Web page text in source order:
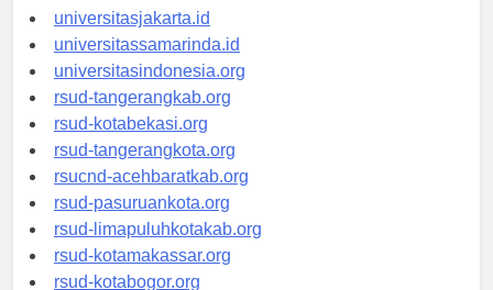
universitassalor.id
universitasjakarta.id
universitassamarinda.id
universitasindonesia.org
rsud-tangerangkab.org
rsud-kotabekasi.org
rsud-tangerangkota.org
rsucnd-acehbaratkab.org
rsud-pasuruankota.org
rsud-limapuluhkotakab.org
rsud-kotamakassar.org